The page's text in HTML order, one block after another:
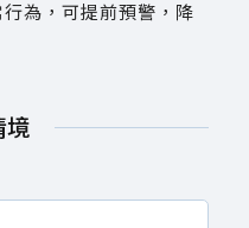
為，可提前預警，降
境